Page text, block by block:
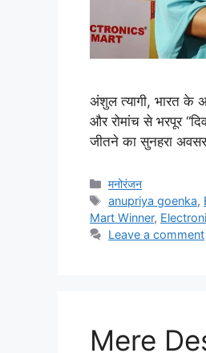
अंशुल त्यागी, भारत के
और रोमांच से भरपूर
जीतने का सुनहरा
मनोरंजन
anupriya goenka,
Mart Winner,
Leave a comment
Mere